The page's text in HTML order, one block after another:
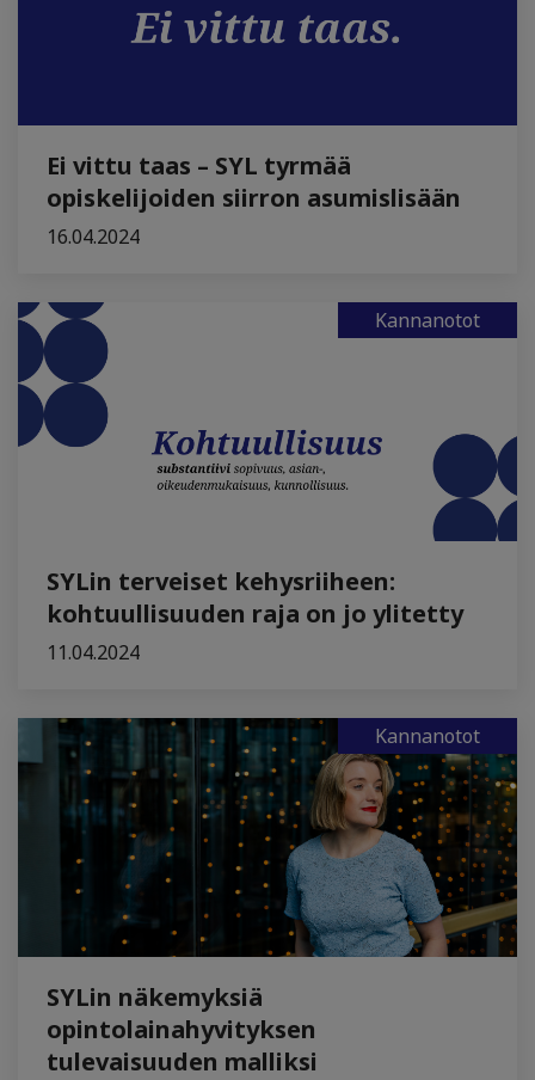
Ei vittu taas – SYL tyrmää
opiskelijoiden siirron asumislisään
16.04.2024
Kannanotot
SYLin terveiset kehysriiheen:
kohtuullisuuden raja on jo ylitetty
11.04.2024
Kannanotot
SYLin näkemyksiä
opintolainahyvityksen
tulevaisuuden malliksi